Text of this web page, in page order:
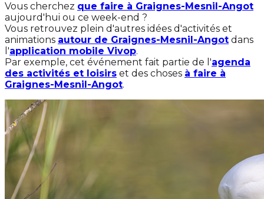
Vous cherchez que faire à Graignes-Mesnil-Angot
aujourd'hui ou ce week-end ?
Vous retrouvez plein d'autres idées d'activités et
animations autour de Graignes-Mesnil-Angot dans
l'application mobile Vivop.
Par exemple, cet événement fait partie de l'agenda
des activités et loisirs et des choses à faire à
Graignes-Mesnil-Angot.